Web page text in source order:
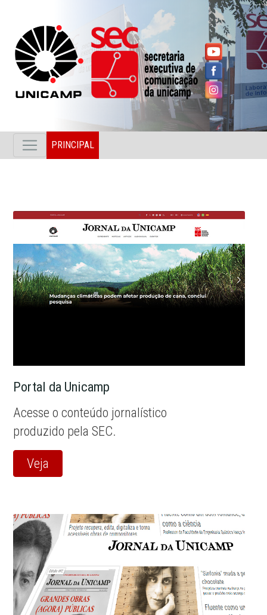
PRINCIPAL
Portal da Unicamp
Acesse o conteúdo jornalístico
produzido pela SEC.
Veja